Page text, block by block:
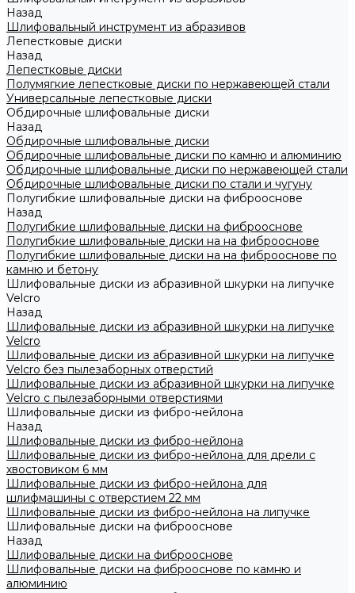
Назад
Шлифовальный инструмент из абразивов
Лепестковые диски
Назад
Лепестковые диски
Полумягкие лепестковые диски по нержавеющей стали
Универсальные лепестковые диски
Обдирочные шлифовальные диски
Назад
Обдирочные шлифовальные диски
Обдирочные шлифовальные диски по камню и алюминию
Обдирочные шлифовальные диски по нержавеющей стали
Обдирочные шлифовальные диски по стали и чугуну
Полугибкие шлифовальные диски на фиброоснове
Назад
Полугибкие шлифовальные диски на фиброоснове
Полугибкие шлифовальные диски на на фиброоснове
Полугибкие шлифовальные диски на на фиброоснове по
камню и бетону
Шлифовальные диски из абразивной шкурки на липучке
Velcro
Назад
Шлифовальные диски из абразивной шкурки на липучке
Velcro
Шлифовальные диски из абразивной шкурки на липучке
Velcro без пылезаборных отверстий
Шлифовальные диски из абразивной шкурки на липучке
Velcro с пылезаборными отверстиями
Шлифовальные диски из фибро-нейлона
Назад
Шлифовальные диски из фибро-нейлона
Шлифовальные диски из фибро-нейлона для дрели с
хвостовиком 6 мм
Шлифовальные диски из фибро-нейлона для
шлифмашины с отверстием 22 мм
Шлифовальные диски из фибро-нейлона на липучке
Шлифовальные диски на фиброоснове
Назад
Шлифовальные диски на фиброоснове
Шлифовальные диски на фиброоснове по камню и
алюминию